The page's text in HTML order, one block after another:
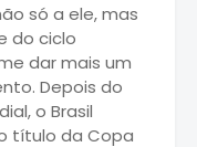
só a ele, mas
do ciclo
dar mais um
Depois do
o Brasil
título da Copa